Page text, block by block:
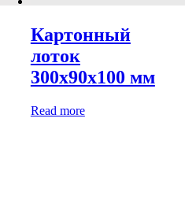
Картонный
лоток
300х90х100 мм
Read more